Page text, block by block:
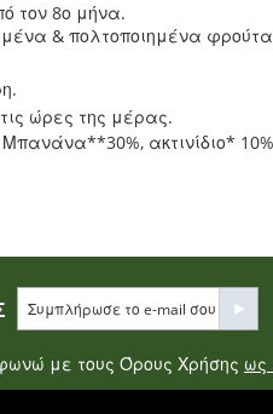
τον 8ο μήνα.
& πολτοποιημένα φρούτα
ώρες της μέρας.
ακτινίδιο* 10%
με τους Όρους Χρήσης ως